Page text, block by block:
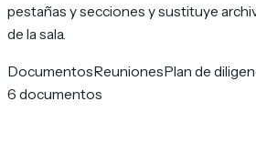
pestañas y secciones y sustituye
de la sala.
DocumentosReunionesPlan de
6 documentos